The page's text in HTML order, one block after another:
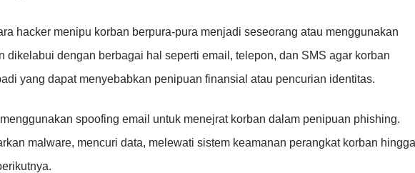
hacker menipu korban berpura-pura menjadi seseorang atau menggunakan
dikelabui dengan berbagai hal seperti email, telepon, dan SMS agar korban
yang dapat menyebabkan penipuan finansial atau pencurian identitas.
spoofing email untuk menejrat korban dalam penipuan phishing.
malware, mencuri data, melewati sistem keamanan perangkat korban hingga